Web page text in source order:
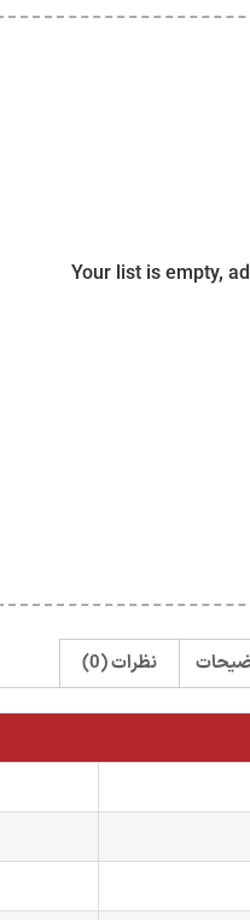
Your list is empty,
نظرات (0)